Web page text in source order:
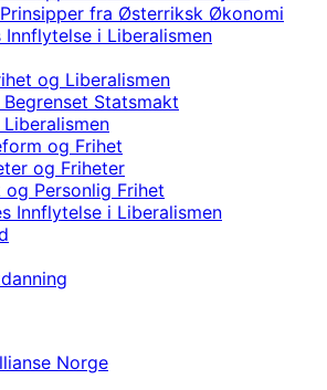
fra Østerriksk Økonomi
Innflytelse i Liberalismen
og Liberalismen
Statsmakt
og Frihet
og Friheter
Personlig Frihet
Innflytelse i Liberalismen